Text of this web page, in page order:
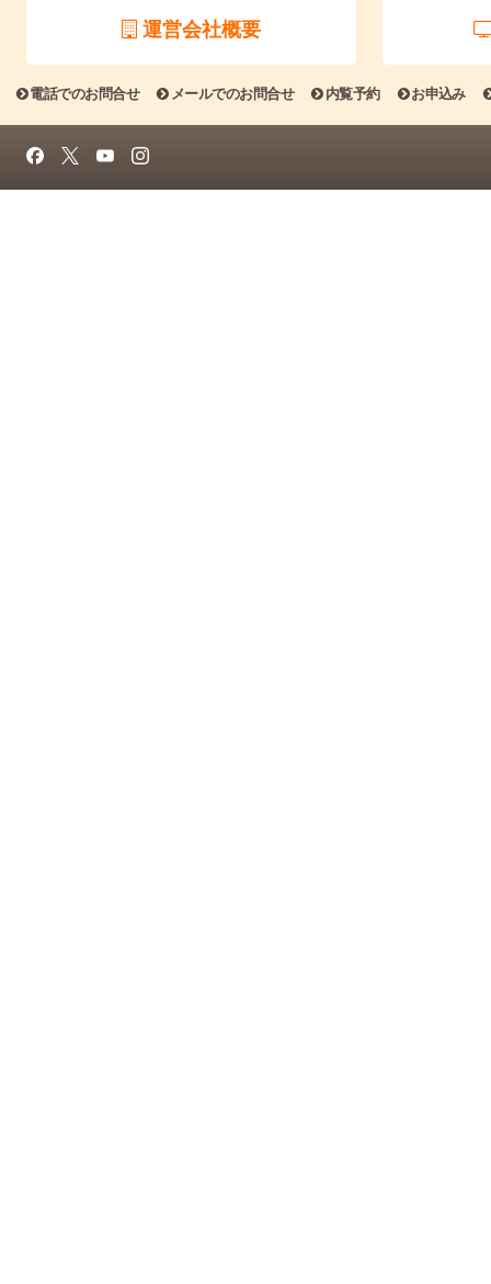
運営会社概要
電話でのお問合せ メールでのお問合せ 内覧予約 お申込み